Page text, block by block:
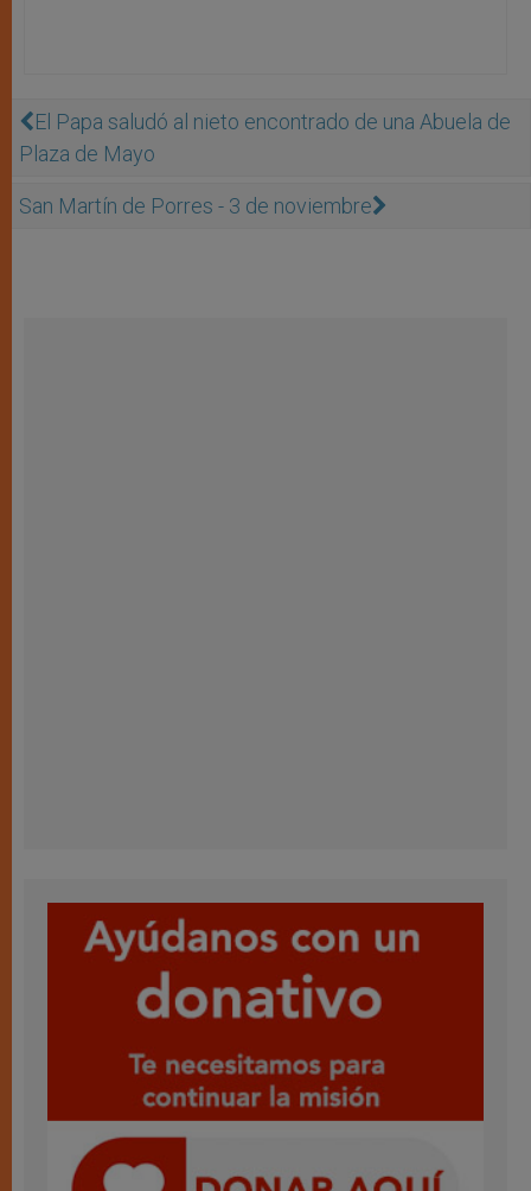
El Papa saludó al nieto encontrado de una Abuela de
Plaza de Mayo
San Martín de Porres - 3 de noviembre